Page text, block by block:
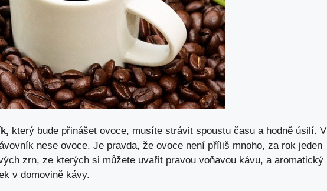
který bude přinášet ovoce, musíte strávit spoustu času a hodně úsilí. V
nese ovoce. Je pravda, že ovoce není příliš mnoho, za rok jeden
zrn, ze kterých si můžete uvařit pravou voňavou kávu, a aromatický
v domovině kávy.